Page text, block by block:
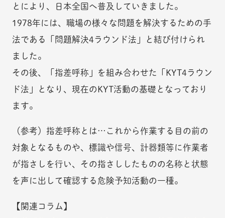
とにより、日本全国へ普及していきました。
1978年には、職場の様々な問題を解決するための手
法である「問題解決4ラウンド法」と結び付けられ
ました。
その後、「指差呼称」を組み合わせた「KYT4ラウン
ド法」となり、現在のKYT活動の基礎となっており
ます。
（参考）指差呼称とは…これから作業する目の前の
対象となるものや、標識や信号、計器類等に作業者
が指さしを行い、その指さししたものの名称と状態
を声に出して確認する危険予知活動の一種。
【関連コラム】